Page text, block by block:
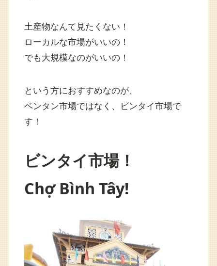
土産物なんて見たくない！
ローカルな市場がいいの！
でも大規模なのがいいの！
という方におすすめなのが、
ベンタン市場ではなく、ビンタイ市場で
す！
ビンタイ市場！
Chợ Bình Tây!